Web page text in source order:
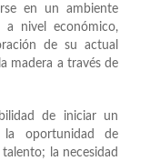
en un ambiente
a nivel económico,
de su actual
madera a través de
de iniciar un
oportunidad de
la necesidad